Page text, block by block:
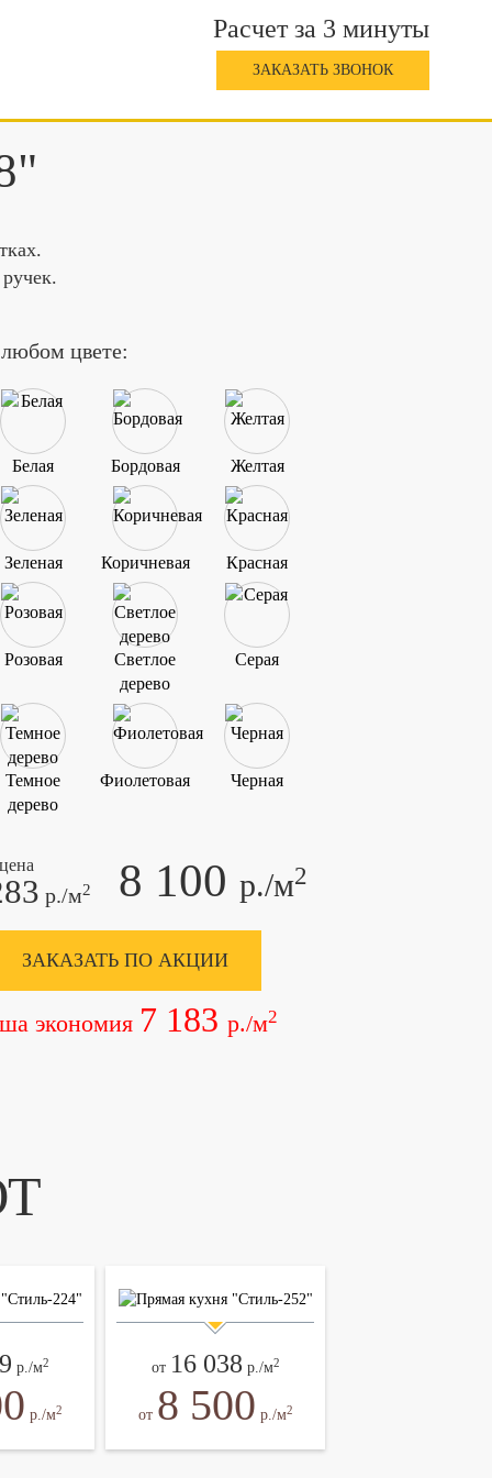
Расчет за 3 минуты
ЗАКАЗАТЬ ЗВОНОК
цвете:
Белая Бордовая Желтая
Зеленая Коричневая Красная
Розовая
Светлое
дерево
Серая
Темное
дерево
Фиолетовая Черная
р./м2 8 100 р./м2
ЗАКАЗАТЬ ПО АКЦИИ
экономия 7 183 р./м2
р./м2
р./м2
от 16 038 р./м2
от 8 500 р./м2